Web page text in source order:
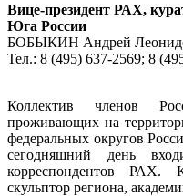
Вице-президент РАХ,
Юга России
БОБЫКИН Андрей
Тел.: 8 (495) 637-2569; 8
Коллектив членов
проживающих на
федеральных округов
сегодняшний день
корреспондентов РАХ.
скульптор региона,